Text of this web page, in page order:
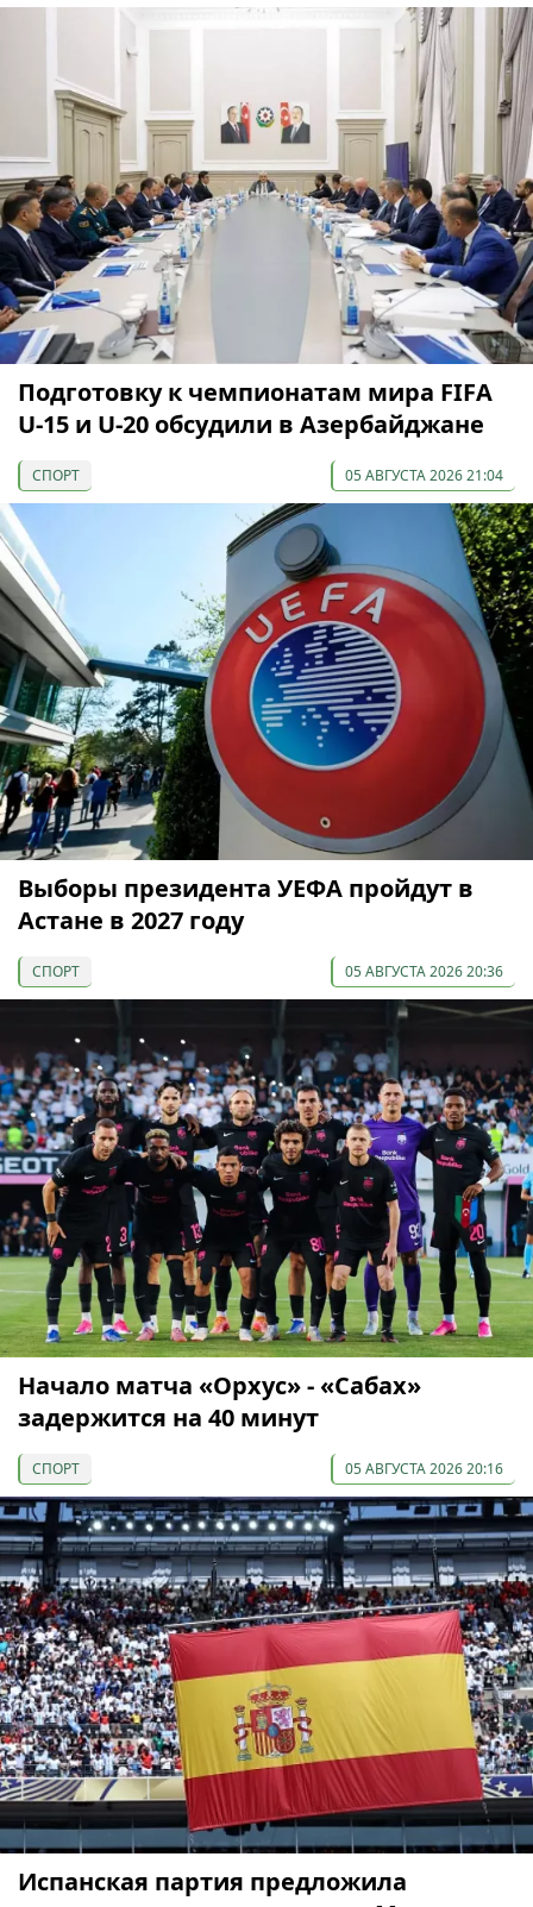
Подготовку к чемпионатам мира FIFA
U-15 и U-20 обсудили в Азербайджане
СПОРТ 05 АВГУСТА 2026 21:04
Выборы президента УЕФА пройдут в
Астане в 2027 году
СПОРТ 05 АВГУСТА 2026 20:36
Начало матча «Орхус» - «Сабах»
задержится на 40 минут
СПОРТ 05 АВГУСТА 2026 20:16
Испанская партия предложила